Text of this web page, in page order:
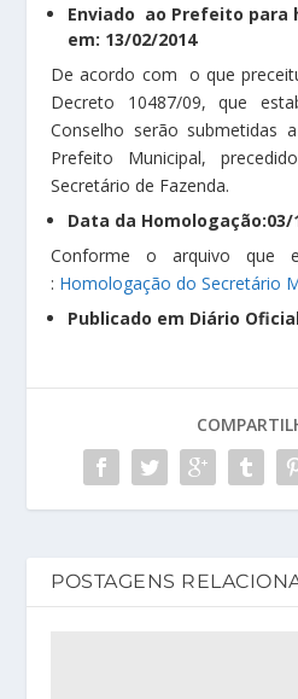
Enviado ao Prefeito para
em: 13/02/2014
De acordo com o que
Decreto 10487/09, que
Conselho serão submetidas
Prefeito Municipal,
Secretário de Fazenda.
Data da Homologação:03/
Conforme o arquivo que
: Homologação do Secretário
Publicado em Diário
POSTAGENS